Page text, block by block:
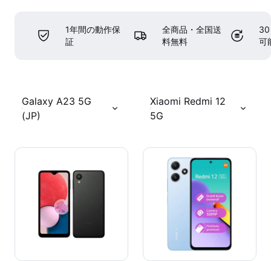
1年間の動作保
証
全商品・全国送
料無料
30
可
Galaxy A23 5G
(JP)
Xiaomi Redmi 12
5G